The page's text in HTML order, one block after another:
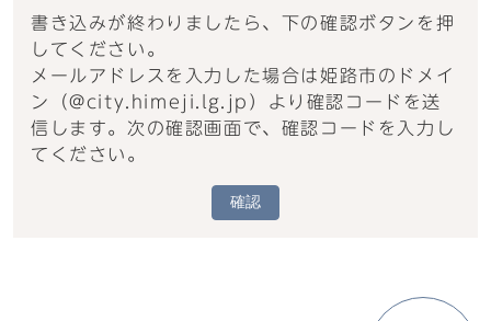
書き込みが終わりましたら、下の確認ボタンを押
してください。
メールアドレスを入力した場合は姫路市のドメイ
ン（@city.himeji.lg.jp）より確認コードを送
信します。次の確認画面で、確認コードを入力し
てください。
確認